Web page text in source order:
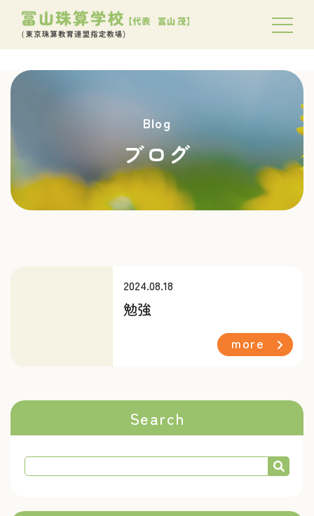
Blog
ブログ
2024.08.18
勉強
more
Search